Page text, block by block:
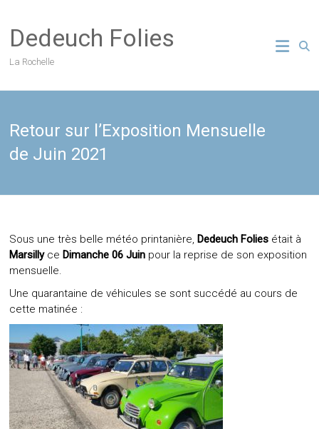
content
Dedeuch Folies
La Rochelle
Retour sur l’Exposition Mensuelle
de Juin 2021
Sous une très belle météo printanière,Dedeuch Folies était à
Marsilly ce Dimanche 06 Juin pour la reprise de son exposition
mensuelle.
Une quarantaine de véhicules se sont succédé au cours de
cette matinée :